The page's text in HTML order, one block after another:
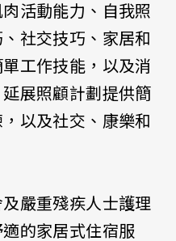
活動能力、自我照
社交技巧、家居和
工作技能，以及消
展照顧計劃提供簡
以及社交、康樂和
嚴重殘疾人士護理
的家居式住宿服